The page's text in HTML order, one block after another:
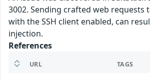
3002. Sending crafted web requests
with the SSH client enabled, can
injection.
References
URL TAGS